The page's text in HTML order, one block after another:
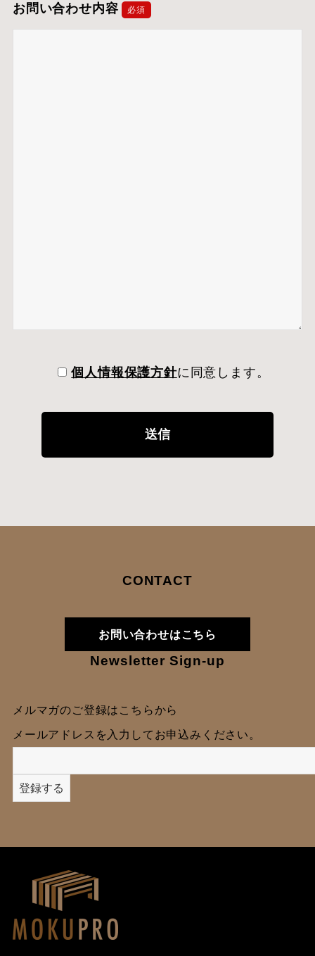
お問い合わせ内容 必須
個人情報保護方針に同意します。
CONTACT
お問い合わせはこちら
Newsletter Sign-up
メルマガのご登録はこちらから
メールアドレスを入力してお申込みください。